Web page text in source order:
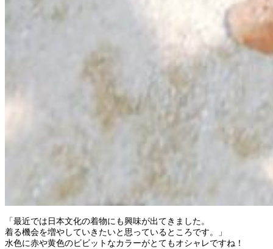
「最近では日本文化の着物にも興味が出てきました。
着る機会を増やしていきたいと思っているところです。」
水色に赤や黄色のビビットなカラーがとてもオシャレですね！